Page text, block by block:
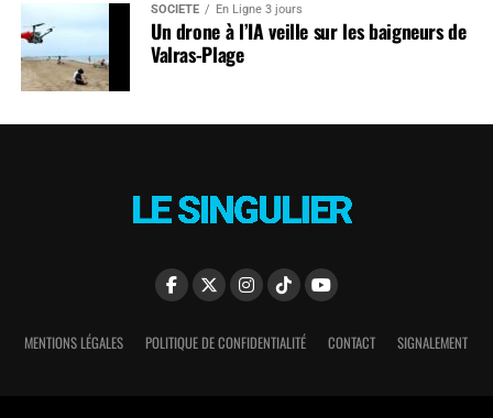
SOCIÉTÉ En Ligne 3 jours
Un drone à l’IA veille sur les baigneurs de
Valras-Plage
MENTIONS LÉGALES POLITIQUE DE CONFIDENTIALITÉ CONTACT SIGNALEMENT